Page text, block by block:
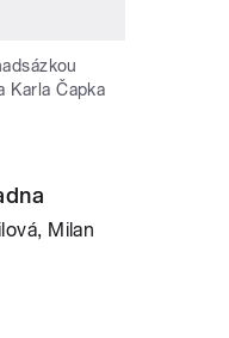
Karla Čapka
Milan